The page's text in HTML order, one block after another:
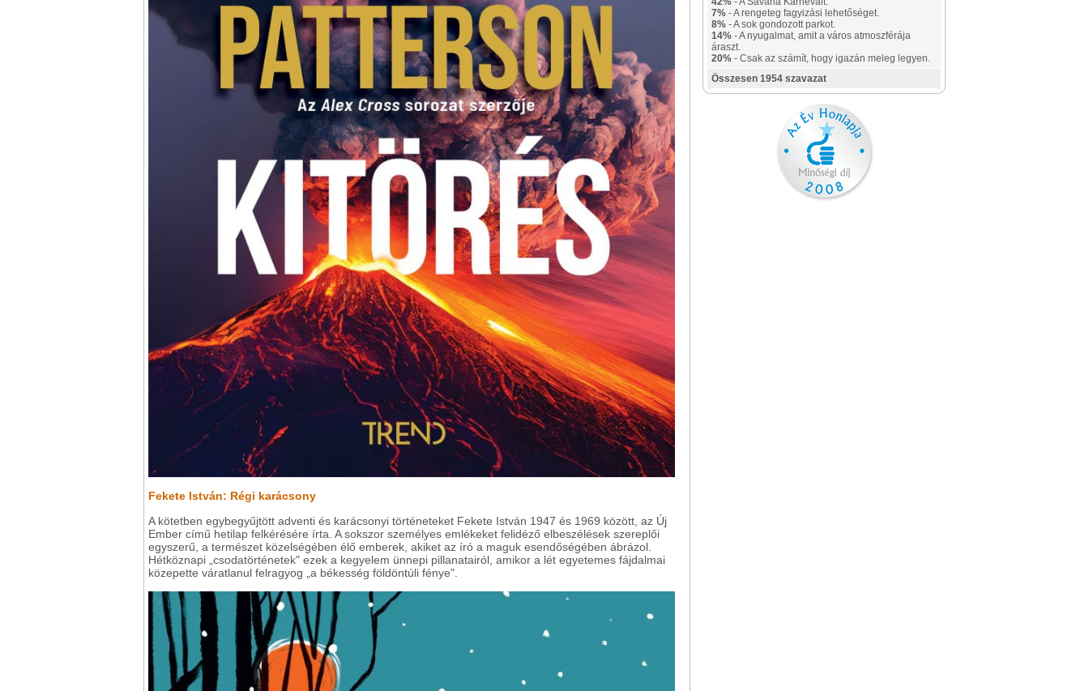
Fekete István: Régi karácsony
A kötetben egybegyűjtött adventi és karácsonyi történeteket Fekete István 1947 és 1969 között, az Új
Ember című hetilap felkérésére írta. A sokszor személyes emlékeket felidéző elbeszélések szereplői
egyszerű, a természet közelségében élő emberek, akiket az író a maguk esendőségében ábrázol.
Hétköznapi „csodatörténetek" ezek a kegyelem ünnepi pillanatairól, amikor a lét egyetemes fájdalmai
közepette váratlanul felragyog „a békesség földöntúli fénye".
7% - A rengeteg fagyizási lehetőséget.
8% - A sok gondozott parkot.
14% - A nyugalmat, amit a város atmoszférája
áraszt.
20% - Csak az számít, hogy igazán meleg legyen.
Összesen 1954 szavazat